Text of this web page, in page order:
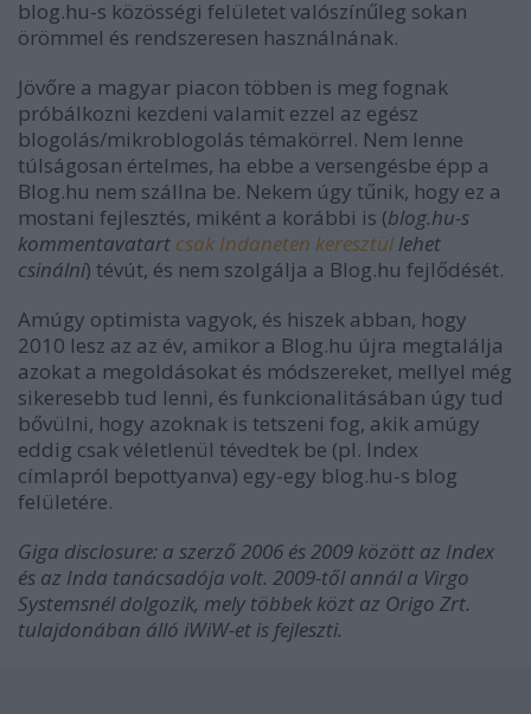
blog.hu-s közösségi felületet valószínűleg sokan
örömmel és rendszeresen használnának.
Jövőre a magyar piacon többen is meg fognak
próbálkozni kezdeni valamit ezzel az egész
blogolás/mikroblogolás témakörrel. Nem lenne
túlságosan értelmes, ha ebbe a versengésbe épp a
Blog.hu nem szállna be. Nekem úgy tűnik, hogy ez a
mostani fejlesztés, miként a korábbi is (blog.hu-s
kommentavatart csak Indaneten keresztüllehet
csinálni) tévút, és nem szolgálja a Blog.hu fejlődését.
Amúgy optimista vagyok, és hiszek abban, hogy
2010 lesz az az év, amikor a Blog.hu újra megtalálja
azokat a megoldásokat és módszereket, mellyel még
sikeresebb tud lenni, és funkcionalitásában úgy tud
bővülni, hogy azoknak is tetszeni fog, akik amúgy
eddig csak véletlenül tévedtek be (pl. Index
címlapról bepottyanva) egy-egy blog.hu-s blog
felületére.
Giga disclosure: a szerző 2006 és 2009 között az Index
és az Inda tanácsadója volt. 2009-től annál a Virgo
Systemsnél dolgozik, mely többek közt az Origo Zrt.
tulajdonában álló iWiW-et is fejleszti.